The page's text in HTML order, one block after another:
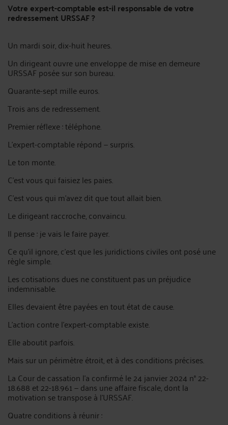
Votre expert-comptable est-il responsable de votre
redressement URSSAF ?
Un mardi soir, dix-huit heures.
Un dirigeant ouvre une enveloppe de mise en demeure
URSSAF posée sur son bureau.
Quarante-sept mille euros.
Trois ans de redressement.
Premier réflexe : téléphone.
L'expert-comptable répond — surpris.
Le ton monte.
C'est vous qui faisiez les paies.
C'est vous qui m'avez dit que tout allait bien.
Le dirigeant raccroche, convaincu.
Il pense : je vais le faire payer.
Ce qu'il ignore, c'est que les juridictions civiles ont posé une
règle simple.
Les cotisations dues ne constituent pas un préjudice
indemnisable.
Elles devaient être payées en tout état de cause.
L'action contre l'expert-comptable existe.
Elle aboutit parfois.
Mais sur un périmètre étroit, et à des conditions précises.
La Cour de cassation l'a confirmé le 24 janvier 2024 n° 22-
18.688 et 22-18.961 — dans une affaire fiscale, dont la
motivation se transpose à l'URSSAF.
Quatre conditions à réunir :